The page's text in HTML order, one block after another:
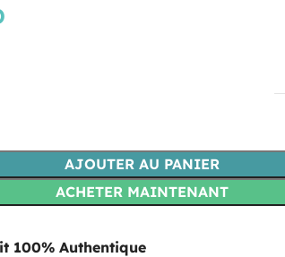
AJOUTER AU PANIER
ACHETER MAINTENANT
100% Authentique